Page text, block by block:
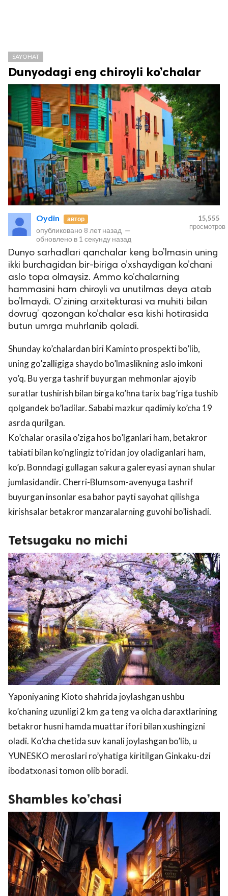
защищены.
SAYOHAT
Dunyodagi eng chiroyli ko’chalar
Oydin автор
опубликовано 8 лет назад —
обновлено в 1 секунду назад
15,555
просмотров
Dunyo sarhadlari qanchalar keng bo’lmasin uning
ikki burchagidan bir-biriga o’xshaydigan ko’chani
aslo topa olmaysiz. Ammo ko’chalarning
hammasini ham chiroyli va unutilmas deya atab
bo’lmaydi. O’zining arxitekturasi va muhiti bilan
dovrug’ qozongan ko’chalar esa kishi hotirasida
butun umrga muhrlanib qoladi.
Shunday ko’chalardan biri Kaminto prospekti bo’lib,
uning go’zalligiga shaydo bo’lmaslikning aslo imkoni
yo’q. Bu yerga tashrif buyurgan mehmonlar ajoyib
suratlar tushirish bilan birga ko’hna tarix bag’riga tushib
qolgandek bo’ladilar. Sababi mazkur qadimiy ko’cha 19
asrda qurilgan.
Ko’chalar orasila o’ziga hos bo’lganlari ham, betakror
tabiati bilan ko’nglingiz to’ridan joy oladiganlari ham,
ko’p. Bonndagi gullagan sakura galereyasi aynan shular
jumlasidandir. Cherri-Blumsom-avenyuga tashrif
buyurgan insonlar esa bahor payti sayohat qilishga
kirishsalar betakror manzaralarning guvohi bo’lishadi.
Tetsugaku no michi
Yaponiyaning Kioto shahrida joylashgan ushbu
ko’chaning uzunligi 2 km ga teng va olcha daraxtlarining
betakror husni hamda muattar ifori bilan xushingizni
oladi. Ko’cha chetida suv kanali joylashgan bo’lib, u
YUNESKO meroslari ro’yhatiga kiritilgan Ginkaku-dzi
ibodatxonasi tomon olib boradi.
Shambles ko’chasi